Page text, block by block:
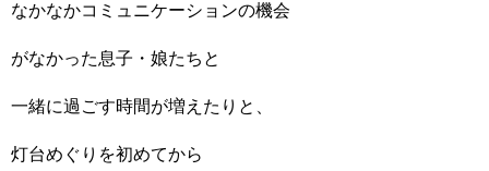
なかなかコミュニケーションの機会
がなかった息子・娘たちと
一緒に過ごす時間が増えたりと、
灯台めぐりを初めてから